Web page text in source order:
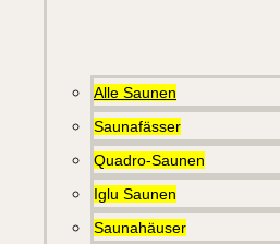
Alle Saunen
Saunafässer
Quadro-Saunen
Iglu Saunen
Saunahäuser